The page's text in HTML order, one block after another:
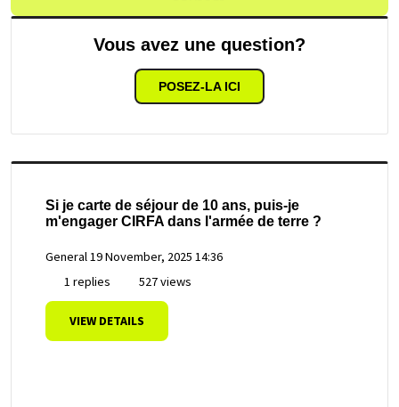
Vous avez une question?
POSEZ-LA ICI
Si je carte de séjour de 10 ans, puis-je
m'engager CIRFA dans l'armée de terre ?
General19 November, 2025 14:36
1 replies
527 views
VIEW DETAILS